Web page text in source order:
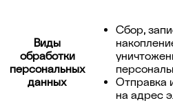
Виды
обработки
персональных
данных
Сбор,
Отправка
на адрес